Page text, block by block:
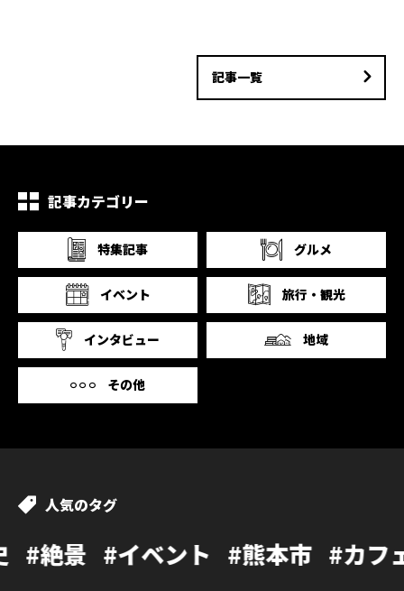
記事一覧
記事カテゴリー
特集記事 グルメ
イベント 旅行・観光
インタビュー 地域
その他
人気のタグ
ント #熊本市 #カフェ #温泉 #